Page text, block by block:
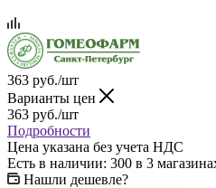
363 руб./шт
Варианты цен
363 руб./шт
Подробности
Цена указана без учета НДС
Есть в наличии: 300 в 3
Нашли дешевле?